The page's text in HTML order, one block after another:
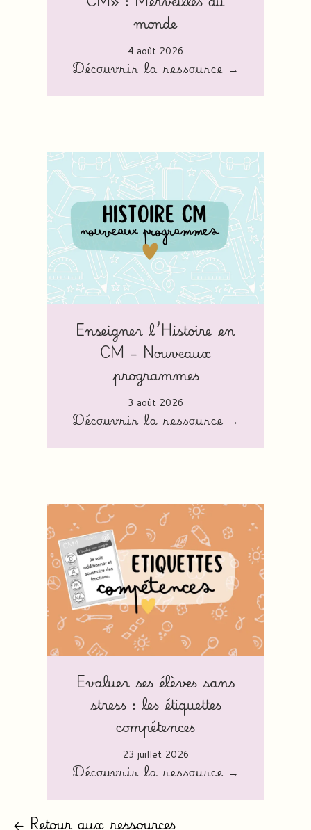
monde
4 août 2026
Découvrir la ressource →
Enseigner l’Histoire en
CM – Nouveaux
programmes
3 août 2026
Découvrir la ressource →
Evaluer ses élèves sans
stress : les étiquettes
compétences
23 juillet 2026
Découvrir la ressource →
← Retour aux ressources